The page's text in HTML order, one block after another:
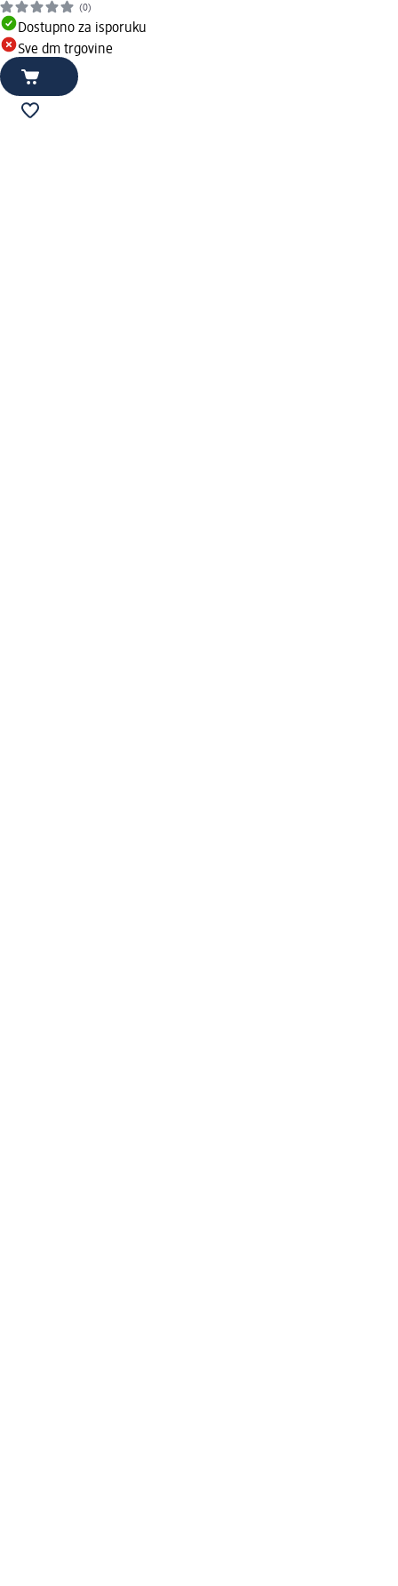
(0)
Dostupno za isporuku
Sve dm trgovine